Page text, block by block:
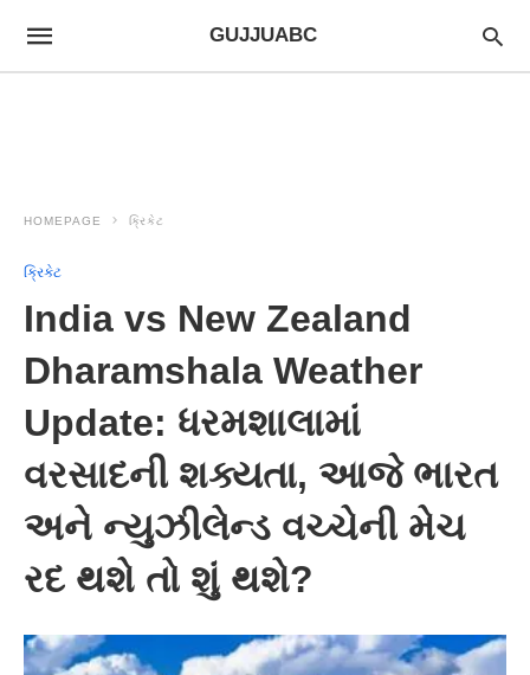
GUJJUABC
HOMEPAGE ક્રિકેટ
ક્રિકેટ
India vs New Zealand
Dharamshala Weather
Update: ધરમશાલામાં
વરસાદની શક્યતા, આજે ભારત
અને ન્યુઝીલેન્ડ વચ્ચેની મેચ
રદ થશે તો શું થશે?